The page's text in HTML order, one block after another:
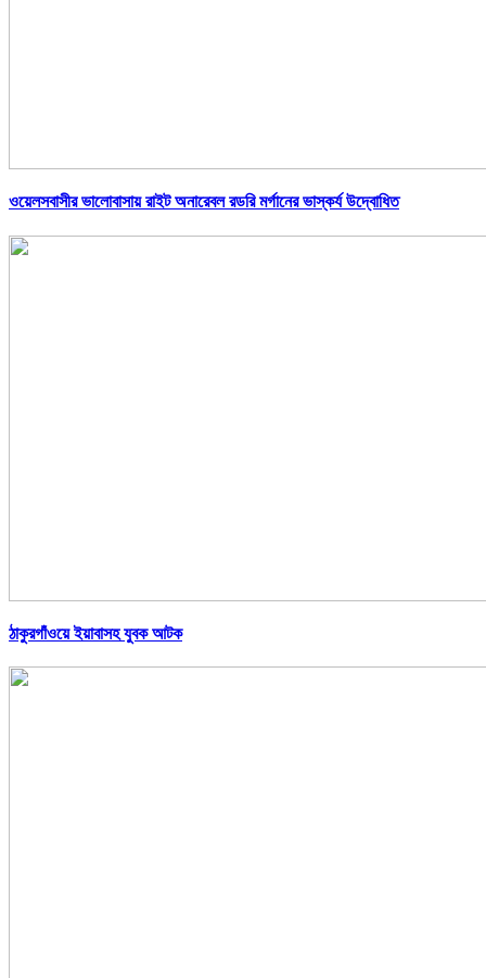
ওয়েলসবাসীর ভালোবাসায় রাইট অনারেবল রডরি মর্গানের ভাস্কর্য উদ্বোধিত
ঠাকুরগাঁওয়ে ইয়াবাসহ যুবক আটক